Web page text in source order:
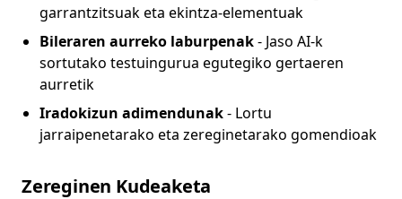
garrantzitsuak eta ekintza-elementuak
Bileraren aurreko laburpenak- Jaso AI-k
sortutako testuingurua egutegiko gertaeren
aurretik
Iradokizun adimendunak- Lortu
jarraipenetarako eta zereginetarako gomendioak
Zereginen Kudeaketa